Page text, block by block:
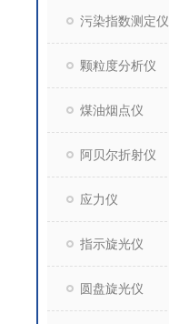
污染指数测定仪
颗粒度分析仪
煤油烟点仪
阿贝尔折射仪
应力仪
指示旋光仪
圆盘旋光仪